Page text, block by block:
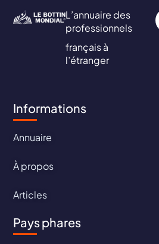
L’annuaire des
professionnels
français à
l’étranger
Informations
Annuaire
À propos
Articles
Pays phares